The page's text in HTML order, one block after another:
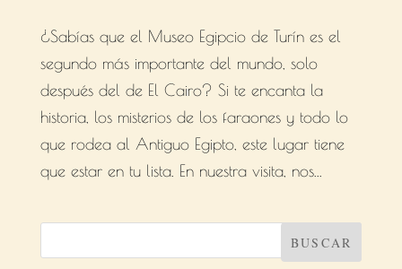
¿Sabías que el Museo Egipcio de Turín es el
segundo más importante del mundo, solo
después del de El Cairo? Si te encanta la
historia, los misterios de los faraones y todo lo
que rodea al Antiguo Egipto, este lugar tiene
que estar en tu lista. En nuestra visita, nos...
BUSCAR